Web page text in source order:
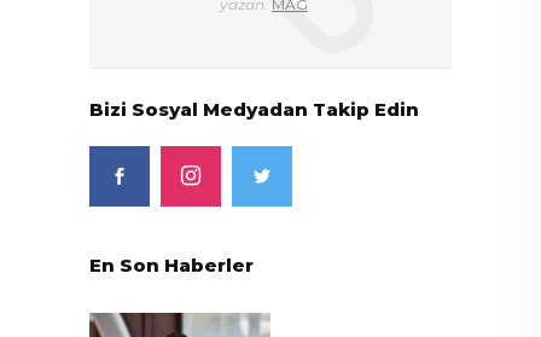
yazan: MAG
Bizi Sosyal Medyadan Takip Edin
En Son Haberler